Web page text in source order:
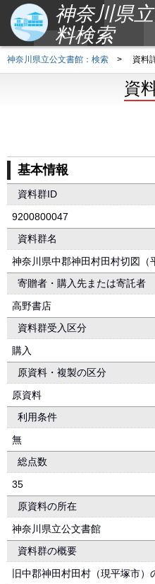
神奈川県
料検索
神奈川県立公文書館：検索 > 資料
資
基本情報
資料群ID
9200800047
資料群名
神奈川県中郡神田村田村切図（
寄贈者・購入先または寄託者
高野書店
資料群受入区分
購入
原資料・複製の区分
原資料
利用条件
無
総点数
35
原資料の所在
神奈川県立公文書館
資料群の概要
旧中郡神田村田村（現平塚市）